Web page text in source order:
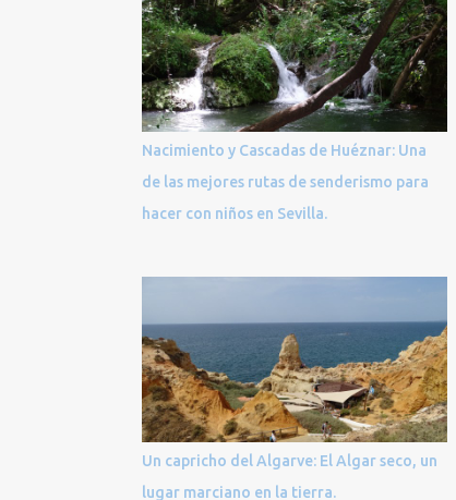
Nacimiento y Cascadas de Huéznar: Una
de las mejores rutas de senderismo para
hacer con niños en Sevilla.
Un capricho del Algarve: El Algar seco, un
lugar marciano en la tierra.